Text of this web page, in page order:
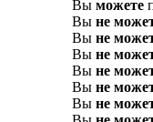
Вы можете
Вы не
Вы не
Вы не
Вы не
Вы не
Вы не